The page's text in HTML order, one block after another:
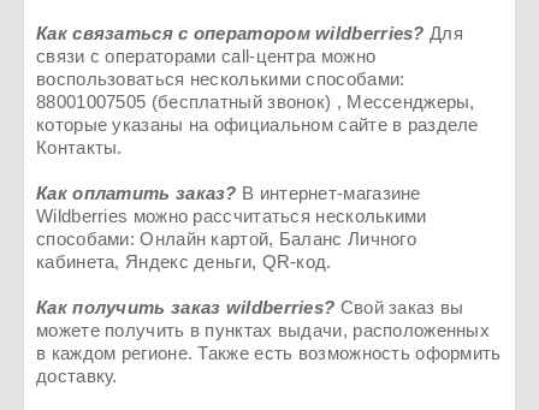
Как связаться с оператором wildberries? Для
связи с операторами call-центра можно
воспользоваться несколькими способами:
88001007505 (бесплатный звонок) , Мессенджеры,
которые указаны на официальном сайте в разделе
Контакты.
Как оплатить заказ? В интернет-магазине
Wildberries можно рассчитаться несколькими
способами: Онлайн картой, Баланс Личного
кабинета, Яндекс деньги, QR-код.
Как получить заказ wildberries? Свой заказ вы
можете получить в пунктах выдачи, расположенных
в каждом регионе. Также есть возможность оформить
доставку.